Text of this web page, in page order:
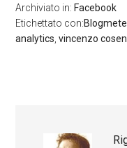
Archiviato in: Facebook
Etichettato con:
analytics ,vincenzo